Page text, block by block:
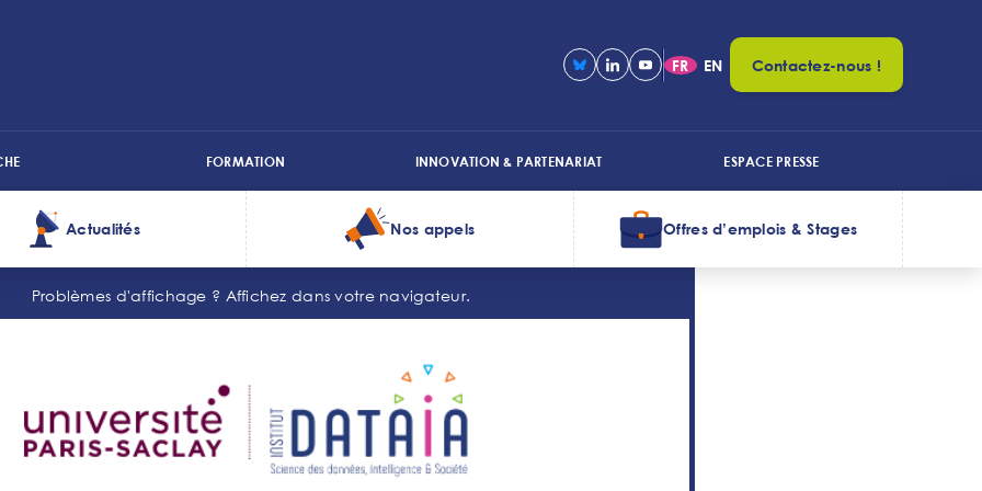
FR EN Contactez-nous !
FORMATION INNOVATION & PARTENARIAT ESPACE PRESSE
Actualités Nos appels Offres d’emplois & Stages
Problèmes d'affichage ? Affichez dans votre navigateur.